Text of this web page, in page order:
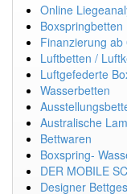
Online
Boxspringbetten
Finanzierung ab
Luftbetten /
Luftgefederte
Wasserbetten
Australische
Bettwaren
Boxspring-
DER MOBILE
Designer